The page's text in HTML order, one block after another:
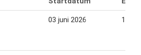
03 juni 2026 15